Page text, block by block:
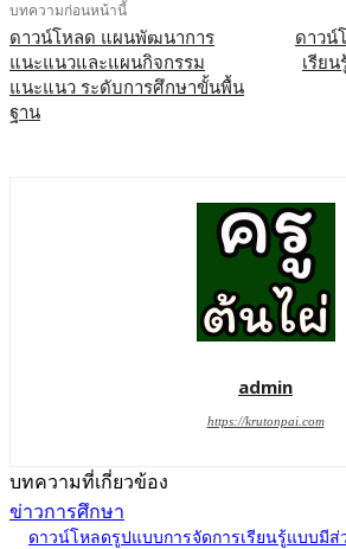
บทความก่อนหน้านี้
ดาวน์โหลด แผนพัฒนาการ
แนะแนวและแผนกิจกรรม
แนะแนว ระดับการศึกษาขั้นพื้น
ฐาน
ดาวน์
เรีย
admin
https://krutonpai.com
บทความที่เกี่ยวข้อง
ข่าวการศึกษา
ดาวน์โหลดรูปแบบการจัดการเรียนรู้แบบมีส่